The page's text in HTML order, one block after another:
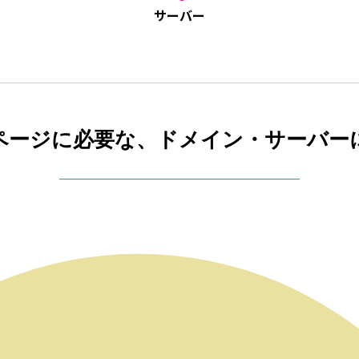
サーバー
ージに必要な、ドメイン・サーバー